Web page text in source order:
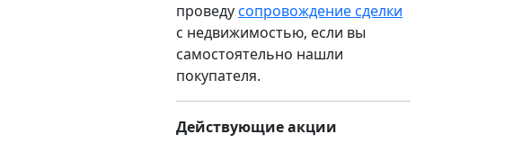
проведусопровождение сделки
с недвижимостью, если вы
самостоятельно нашли
покупателя.
Действующие акции